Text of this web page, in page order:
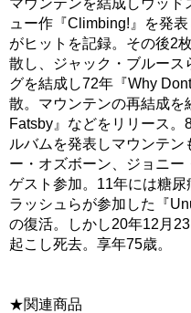
ュー作『Climbing!』を発
がヒットを記録。その後2
散し、ジャック・ブルース
グを結成し72年『Why
散。マウンテンの再結成を
Fatsby』などをリリース
ルバムを発表しマウンテ
ー・オズボーン、ジョニー
ゲスト参加。11年には糖
ラッシュらが参加した『
の復活。しかし20年12月
起こし死去。享年75歳。
★関連商品